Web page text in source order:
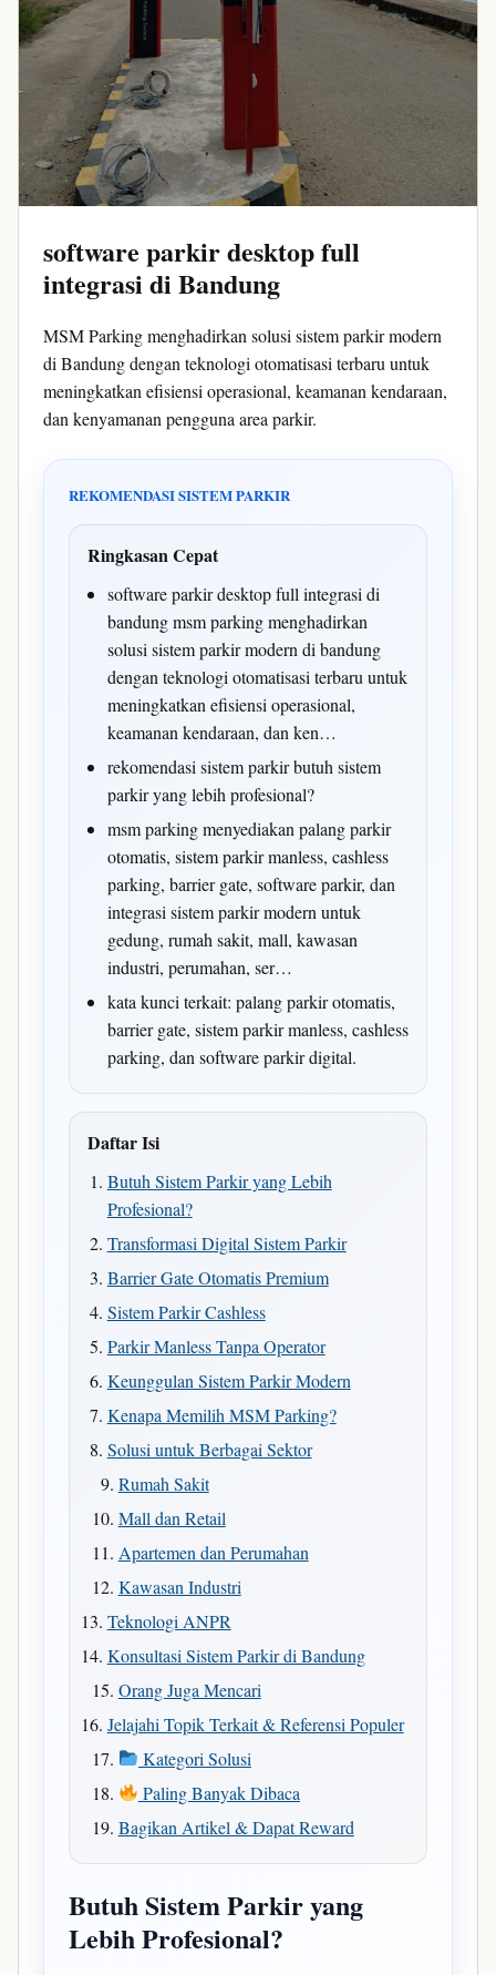
software parkir desktop full
integrasi di Bandung
MSM Parking menghadirkan solusi sistem parkir modern
di Bandung dengan teknologi otomatisasi terbaru untuk
meningkatkan efisiensi operasional, keamanan kendaraan,
dan kenyamanan pengguna area parkir.
REKOMENDASI SISTEM PARKIR
Ringkasan Cepat
software parkir desktop full integrasi di
bandung msm parking menghadirkan
solusi sistem parkir modern di bandung
dengan teknologi otomatisasi terbaru untuk
meningkatkan efisiensi operasional,
keamanan kendaraan, dan ken…
rekomendasi sistem parkir butuh sistem
parkir yang lebih profesional?
msm parking menyediakan palang parkir
otomatis, sistem parkir manless, cashless
parking, barrier gate, software parkir, dan
integrasi sistem parkir modern untuk
gedung, rumah sakit, mall, kawasan
industri, perumahan, ser…
kata kunci terkait: palang parkir otomatis,
barrier gate, sistem parkir manless, cashless
parking, dan software parkir digital.
Daftar Isi
Butuh Sistem Parkir yang Lebih
Profesional?
Transformasi Digital Sistem Parkir
Barrier Gate Otomatis Premium
Sistem Parkir Cashless
Parkir Manless Tanpa Operator
Keunggulan Sistem Parkir Modern
Kenapa Memilih MSM Parking?
Solusi untuk Berbagai Sektor
Rumah Sakit
Mall dan Retail
Apartemen dan Perumahan
Kawasan Industri
Teknologi ANPR
Konsultasi Sistem Parkir di Bandung
Orang Juga Mencari
Jelajahi Topik Terkait & Referensi Populer
Kategori Solusi
Paling Banyak Dibaca
Bagikan Artikel & Dapat Reward
Butuh Sistem Parkir yang
Lebih Profesional?